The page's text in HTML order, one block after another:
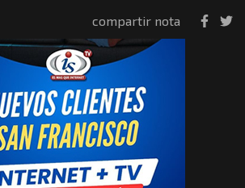
compartir nota